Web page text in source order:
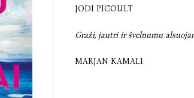
JODI PICOULT
Graži, jautri ir švelnumu
MARJAN KAMALI